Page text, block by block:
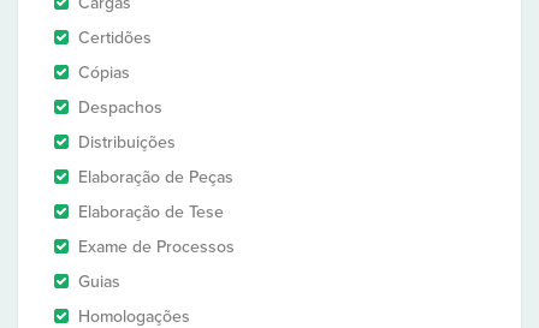
Certidões
Cópias
Despachos
Distribuições
Elaboração de Peças
Elaboração de Tese
Exame de Processos
Guias
Homologações